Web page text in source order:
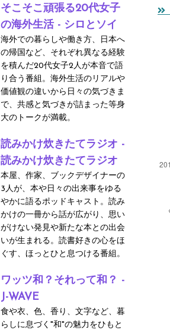
そこそこ頑張る20代女子
の海外生活 - シロとソイ
海外での暮らしや働き方、日本へ
の帰国など、それぞれ異なる経験
を積んだ20代女子2人が本音で語
り合う番組。海外生活のリアルや
価値観の違いから日々の気づきま
で、共感と気づきが詰まった等身
大のトークが満載。
読みかけ炊きたてラジオ -
読みかけ炊きたてラジオ
本屋、作家、ブックデザイナーの
3人が、本や日々の出来事をゆる
やかに語るポッドキャスト。読み
かけの一冊から話が広がり、思い
がけない発見や新たな本との出会
いが生まれる。読書好きの心をほ
ぐす、ほっとひと息つける番組。
ワッツ和？それって和？ -
J-WAVE
食や衣、色、香り、文字など、暮
らしに息づく"和"の魅力をひもと